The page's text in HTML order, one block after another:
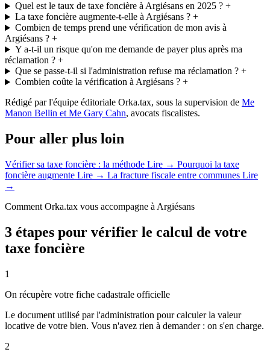
Quel est le taux de taxe foncière à Argiésans en 2025 ?+
La taxe foncière augmente-t-elle à Argiésans ?+
Combien de temps prend une vérification de mon avis à
Argiésans ? +
Y a-t-il un risque qu'on me demande de payer plus après ma
réclamation ? +
Que se passe-t-il si l'administration refuse ma réclamation ?+
Combien coûte la vérification à Argiésans ?+
Rédigé par l'équipe éditoriale Orka.tax, sous la supervision de Me
Manon Bellin et Me Gary Cahn, avocats fiscalistes.
Pour aller plus loin
Vérifier sa taxe foncière : la méthode Lire → Pourquoi la taxe
foncière augmente Lire → La fracture fiscale entre communes Lire
→
Comment Orka.tax vous accompagne à Argiésans
3 étapes pour vérifier le calcul de votre
taxe foncière
1
On récupère votre fiche cadastrale officielle
Le document utilisé par l'administration pour calculer la valeur
locative de votre bien. Vous n'avez rien à demander : on s'en charge.
2